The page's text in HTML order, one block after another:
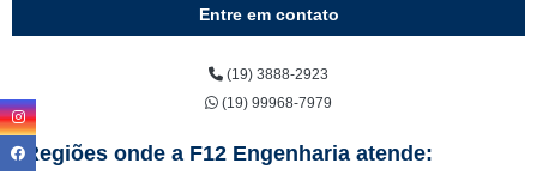
Entre em contato
(19) 3888-2923
(19) 99968-7979
Regiões onde a F12 Engenharia atende: